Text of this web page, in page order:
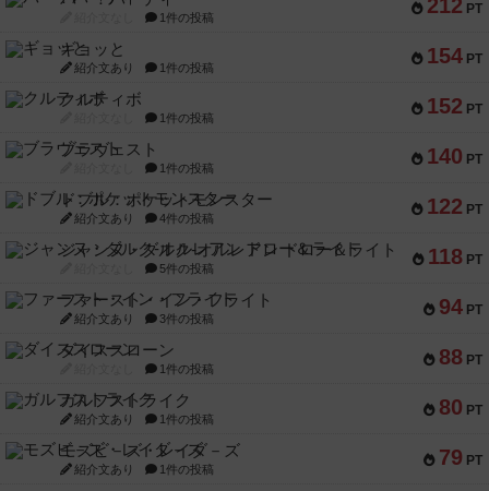
212 PT
1件の投稿
154 PT
ギョッと
紹介文あり 1件の投稿
152 PT
クルティボ
1件の投稿
140 PT
ブラヴェスト
1件の投稿
122 PT
ドブル：ポケットモンスター
紹介文あり 4件の投稿
118 PT
ジャンヌ・ダルク-オルレアン ドロー＆ライト
5件の投稿
94 PT
ファースト・イン・フライト
紹介文あり 3件の投稿
88 PT
ダイススローン
1件の投稿
80 PT
ガルフストライク
紹介文あり 1件の投稿
79 PT
モズビ－ズ・レイダ－ズ
紹介文あり 1件の投稿